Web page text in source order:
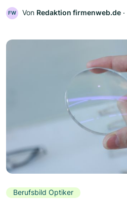
FW Von Redaktion firmenweb.de ‧
Berufsbild Optiker